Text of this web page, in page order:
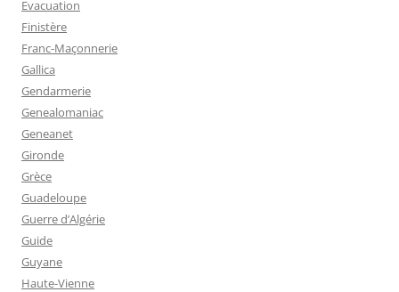
Evacuation
Finistère
Franc-Maçonnerie
Gallica
Gendarmerie
Genealomaniac
Geneanet
Gironde
Grèce
Guadeloupe
Guerre d’Algérie
Guide
Guyane
Haute-Vienne